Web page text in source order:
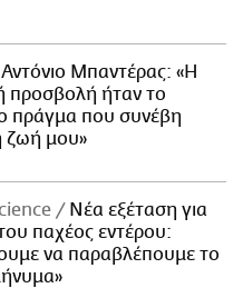
Μπαντέρας: «Η
προσβολή ήταν το
πράγμα που συνέβη
ζωή μου»
Νέα εξέταση για
παχέος εντέρου:
να παραβλέπουμε το